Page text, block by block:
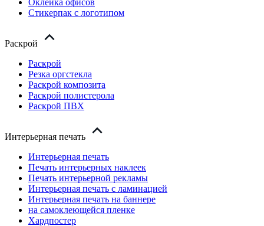
Оклейка офисов
Стикерпак с логотипом
Раскрой
Раскрой
Резка оргстекла
Раскрой композита
Раскрой полистерола
Раскрой ПВХ
Интерьерная печать
Интерьерная печать
Печать интерьерных наклеек
Печать интерьерной рекламы
Интерьерная печать с ламинацией
Интерьерная печать на баннере
на самоклеющейся пленке
Хардпостер